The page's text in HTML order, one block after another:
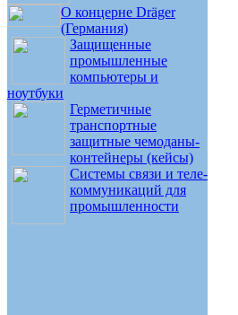
О концерне Dräger
(Германия)
Защищенные
промышленные
компьютеры и
ноутбуки
Герметичные
транспортные
защитные чемоданы-
контейнеры (кейсы)
Системы связи и теле-
коммуникаций для
промышленности